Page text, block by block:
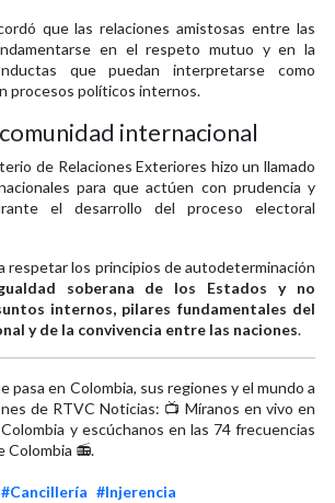
que las relaciones amistosas entre las
en el respeto mutuo y en la
que puedan interpretarse como
procesos políticos internos.
internacional
de Relaciones Exteriores hizo un llamado
para que actúen con prudencia y
el desarrollo del proceso electoral
respetar los principios de autodeterminación
soberana de los Estados y no
internos, pilares fundamentales del
y de la convivencia entre las naciones.
pasa en Colombia, sus regiones y el mundo a
de RTVC Noticias: 📺 Míranos en vivo en
y escúchanos en las 74 frecuencias
Colombia 📻.
#Cancillería #Injerencia